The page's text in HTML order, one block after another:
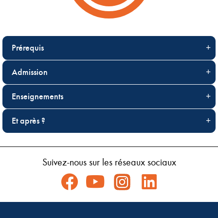
Prérequis
Admission
Enseignements
Et après ?
Suivez-nous sur les réseaux sociaux